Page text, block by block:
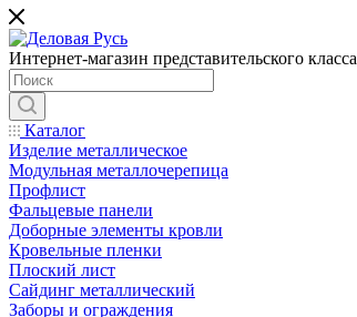
Интернет-магазин представительского класса
Каталог
Изделие металлическое
Модульная металлочерепица
Профлист
Фальцевые панели
Доборные элементы кровли
Кровельные пленки
Плоский лист
Сайдинг металлический
Заборы и ограждения